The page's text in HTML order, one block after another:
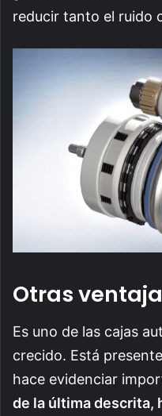
reducir tanto el ruido
Otras
Es uno de las cajas
crecido. Está
hace evidenciar
de la última descrita,